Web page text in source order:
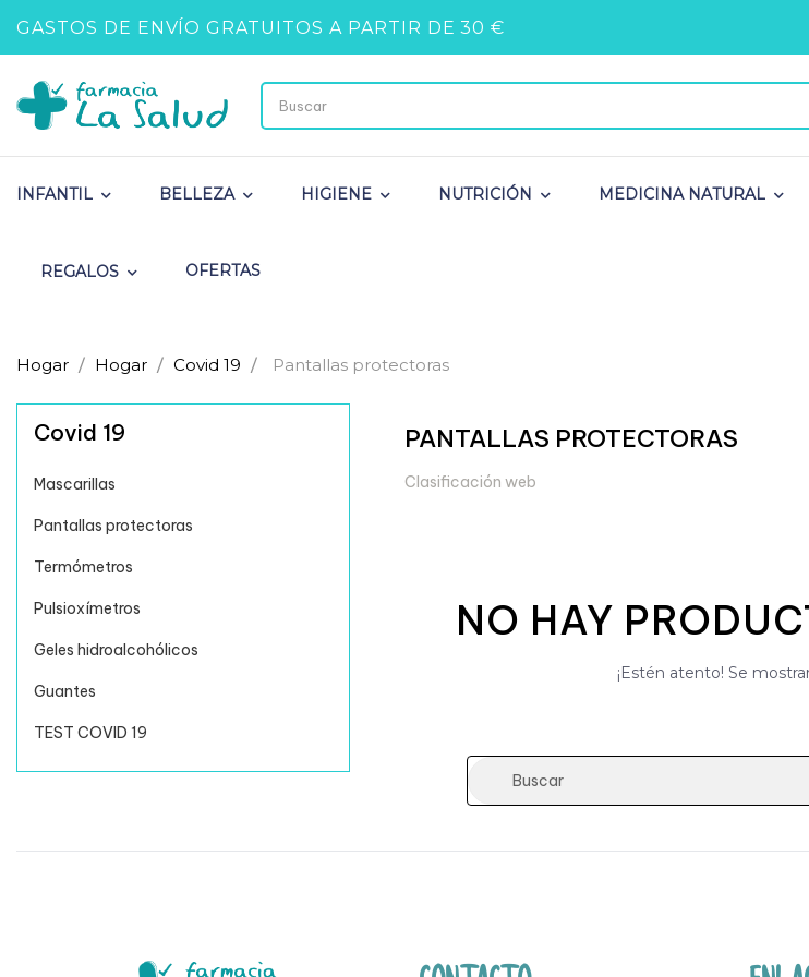
GASTOS DE ENVÍO GRATUITOS A PARTIR DE 30 €
INFANTIL BELLEZA HIGIENE NUTRICIÓN MEDICINA NATURAL
REGALOS OFERTAS
Hogar Hogar Covid 19 Pantallas protectoras
Covid 19
Mascarillas
Pantallas protectoras
Termómetros
Pulsioxímetros
Geles hidroalcohólicos
Guantes
TEST COVID 19
PANTALLAS PROTECTORAS
Clasificación web
NO HAY
¡Estén atento! Se